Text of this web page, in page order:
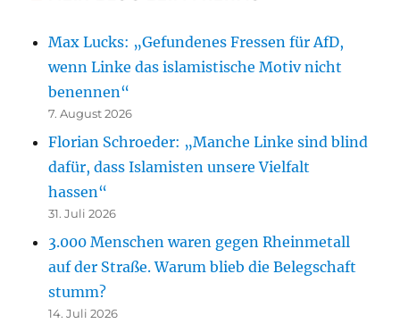
Max Lucks: „Gefundenes Fressen für AfD,
wenn Linke das islamistische Motiv nicht
benennen“
7. August 2026
Florian Schroeder: „Manche Linke sind blind
dafür, dass Islamisten unsere Vielfalt
hassen“
31. Juli 2026
3.000 Menschen waren gegen Rheinmetall
auf der Straße. Warum blieb die Belegschaft
stumm?
14. Juli 2026